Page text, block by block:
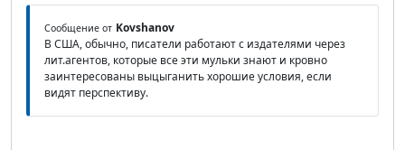
Сообщение от Kovshanov
В США, обычно, писатели работают с издателями через
лит.агентов, которые все эти мульки знают и кровно
заинтересованы выцыганить хорошие условия, если
видят перспективу.